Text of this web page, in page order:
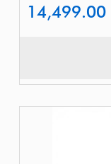
14,499.00